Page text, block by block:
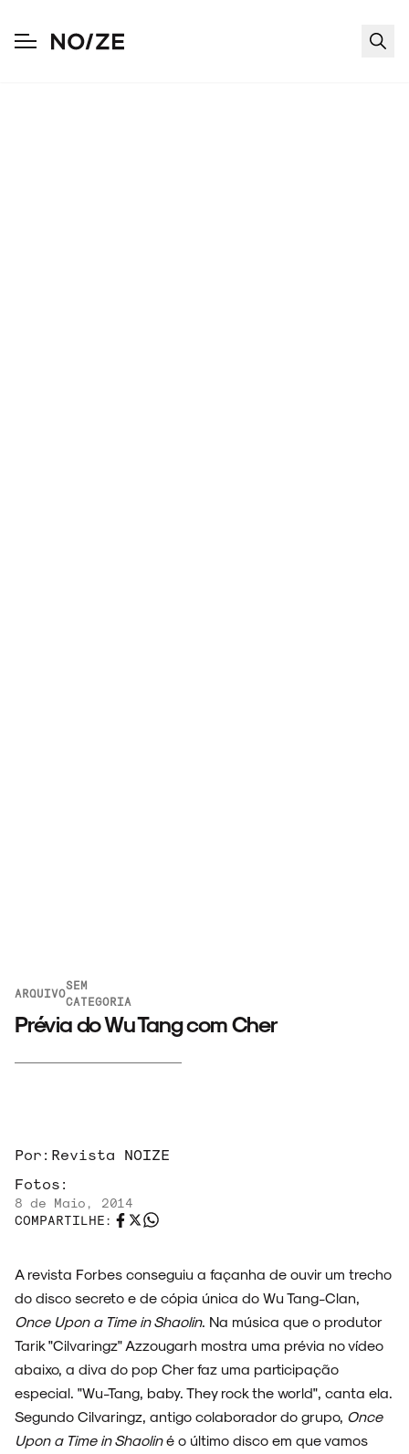
ENTREVISTAS
ESPECIAIS
FAIXA A FAIXA
ARQUIVO
SEM
CATEGORIA
Prévia do Wu Tang com Cher
Por: Revista NOIZE
Fotos:
8 de Maio, 2014
COMPARTILHE:
A revista Forbes conseguiu a façanha de ouvir um trecho
do disco secreto e de cópia única do Wu Tang-Clan,
Once Upon a Time in Shaolin. Na música que o produtor
Tarik "Cilvaringz" Azzougarh mostra uma prévia no vídeo
abaixo, a diva do pop Cher faz uma participação
especial. "Wu-Tang, baby. They rock the world", canta ela.
Segundo Cilvaringz, antigo colaborador do grupo, Once
Upon a Time in Shaoliné o último disco em que vamos